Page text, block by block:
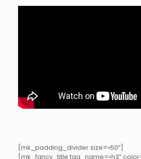
[mk_padding_divider size=»50″]
[mk_fancy_title tag_name=»h3″